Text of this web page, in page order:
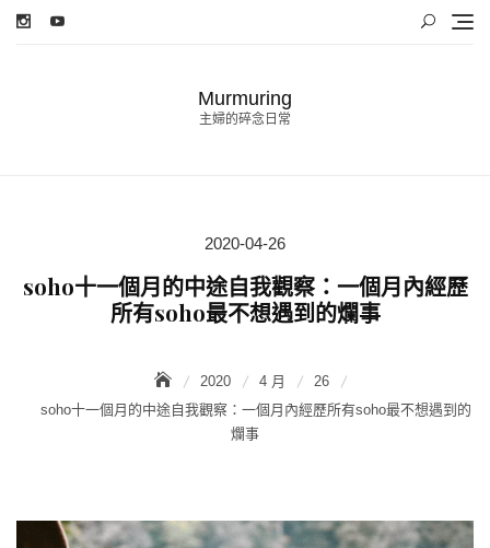
Skip
Murmuring
主婦的碎念日常
Posted
on
2020-04-26
soho十一個月的中途自我觀察：一個月內經歷
所有soho最不想遇到的爛事
2020 4 月
26
soho十一個月的中途自我觀察：一個月內經歷所有soho最不想遇到的
爛事